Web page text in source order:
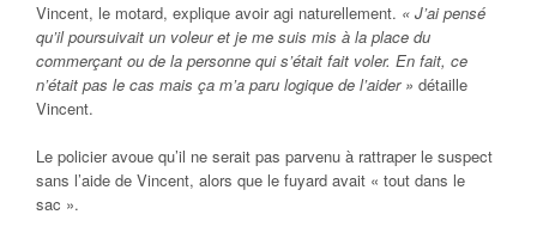
Vincent, le motard, explique avoir agi naturellement. « J’ai pensé
qu’il poursuivait un voleur et je me suis mis à la place du
commerçant ou de la personne qui s’était fait voler. En fait, ce
n’était pas le cas mais ça m’a paru logique de l’aider » détaille
Vincent.
Le policier avoue qu’il ne serait pas parvenu à rattraper le suspect
sans l’aide de Vincent, alors que le fuyard avait « tout dans le
sac ».